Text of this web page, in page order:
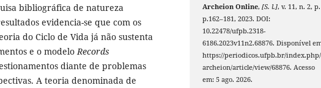
bibliográfica de natureza
evidencia-se que com os
do Ciclo de Vida já não sustenta
e o modeloRecords
diante de problemas
A teoria denominada de
Archeion Online,[S. l.], v. 11, n. 2, p.
p.162–181, 2023. DOI:
10.22478/ufpb.2318-
6186.2023v11n2.68876. Disponível
https://periodicos.ufpb.br/index.php/
archeion/article/view/68876. Acesso
em: 5 ago. 2026.